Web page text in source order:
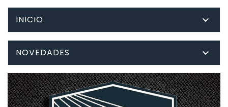
INICIO 
NOVEDADES 